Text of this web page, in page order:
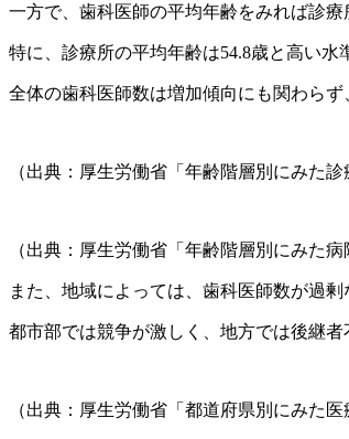
一方で、歯科医師の平均年齢をみれば診
特に、診療所の平均年齢は54.8歳と高い水
全体の歯科医師数は増加傾向にも関わら
（出典：厚生労働省「年齢階層別にみた
（出典：厚生労働省「年齢階層別にみた
また、地域によっては、歯科医師数が過
都市部では競争が激しく、地方では後継
（出典：厚生労働省「都道府県別にみた